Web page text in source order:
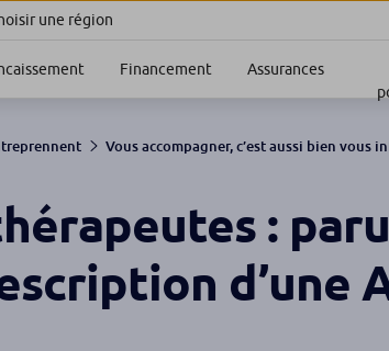
une région
Financement Assurances
Vous accompagner, c’est aussi bien vous
:
d’une